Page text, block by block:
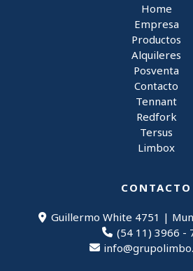
Home
Empresa
Productos
Alquileres
Posventa
Contacto
Tennant
Redfork
Tersus
Limbox
CONTACTO
Guillermo White 4751 |
(54 11) 3966 -